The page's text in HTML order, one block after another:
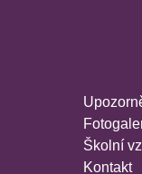
Školní
Kontakt